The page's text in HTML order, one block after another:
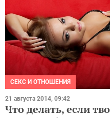
СЕКС И ОТНОШЕНИЯ
21 августа 2014, 09:42
Что делать, если